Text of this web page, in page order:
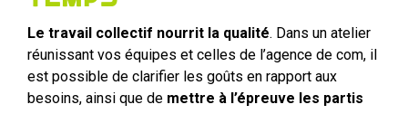
Le travail collectif nourrit la qualité. Dans un atelier
réunissant vos équipes et celles de l’agence de com, il
est possible de clarifier les goûts en rapport aux
besoins, ainsi que de mettre à l’épreuve les partis